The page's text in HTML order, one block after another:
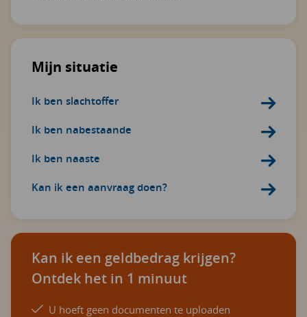
Mijn situatie
Ik ben slachtoffer
Ik ben nabestaande
Ik ben naaste
Kan ik een aanvraag doen?
Kan ik een geldbedrag krijgen?
Ontdek het in 1 minuut
U hoeft geen documenten te uploaden